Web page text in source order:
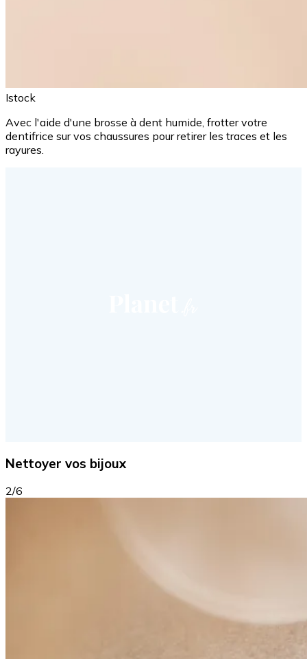
Istock
Avec l'aide d'une brosse à dent humide, frotter votre
dentifrice sur vos chaussures pour retirer les traces et les
rayures.
Nettoyer vos bijoux
2/6